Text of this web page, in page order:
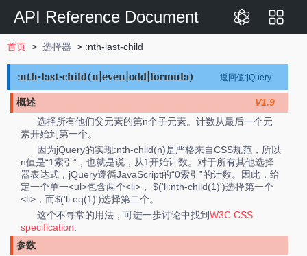
API Reference Document
首页 > 选择器 > :nth-last-child
返回值:jQuery
:nth-last-child(n|even|odd|formula)
V1.9
概述
选择所有他们父元素的第n个子元素。计数从最后一个元
素开始到第一个。
因为jQuery的实现:nth-child(n)是严格来自CSS规范，所以
n值是“1索引”，也就是说，从1开始计数。对于所有其他选择
器表达式，jQuery遵循JavaScript的“0索引”的计数。因此，给
定一个单一<ul>包含两个<li>， $('li:nth-child(1)')选择第一个
<li>，而$('li:eq(1)')选择第二个。
这个不寻常的用法，可进一步讨论中找到 W3C CSS
specification
参数